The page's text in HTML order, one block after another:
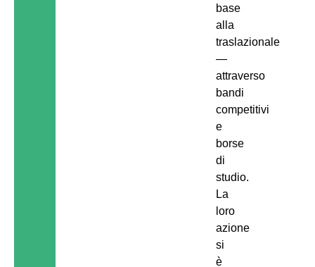
base
alla
traslazionale
—
attraverso
bandi
competitivi
e
borse
di
studio.
La
loro
azione
si
è